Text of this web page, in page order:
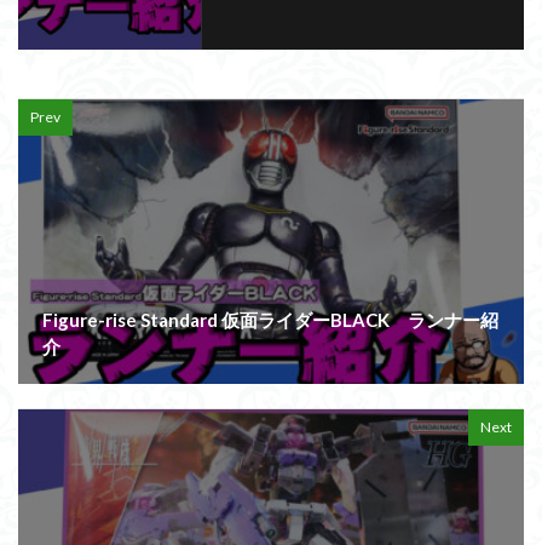
Prev
Figure-rise Standard 仮面ライダーBLACK ランナー紹
介
Next